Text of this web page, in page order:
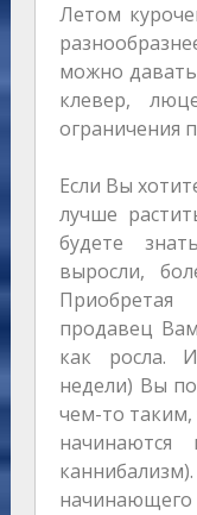
Летом
можно
клевер,
ограничения
Если Вы
лучше
будете
выросли,
продавец
как росла.
недели) Вы
чем-то
начинаются
начинающего